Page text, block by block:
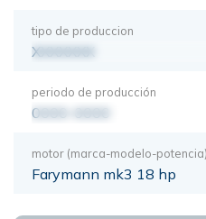
tipo de produccion
XXXXXXX
periodo de producción
0000-0000
motor (marca-modelo-potencia)
Farymann mk3 18 hp